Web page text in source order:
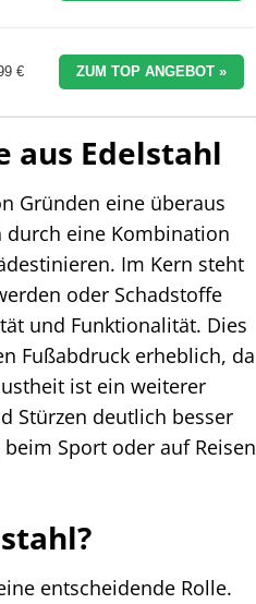
€ ZUM TOP ANGEBOT »
aus Edelstahl
Gründen eine überaus
durch eine Kombination
Im Kern steht
oder Schadstoffe
und Funktionalität. Dies
Fußabdruck erheblich, da
ist ein weiterer
Stürzen deutlich besser
Sport oder auf Reisen
entscheidende Rolle.